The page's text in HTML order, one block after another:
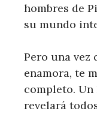
hombres de
su mundo
Pero una vez
enamora, te
completo. Un
revelará